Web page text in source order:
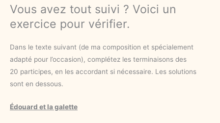
Vous avez tout suivi ? Voici un
exercice pour vérifier.
Dans le texte suivant (de ma composition et spécialement
adapté pour l’occasion), complétez les terminaisons des
20 participes, en les accordant si nécessaire. Les solutions
sont en dessous.
Édouard et la galette